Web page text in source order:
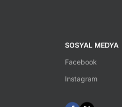
SOSYAL MEDYA
Facebook
Instagram